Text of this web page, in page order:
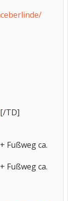
[/TD]
Fußweg ca.
Fußweg ca.